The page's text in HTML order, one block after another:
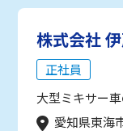
株式会社
正社員
大型ミキサー
愛知県東海